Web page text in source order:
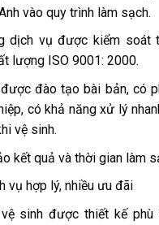
vào quy trình làm sạch.
dịch vụ được kiểm soát
lượng ISO 9001: 2000.
đào tạo bài bản, có
có khả năng xử lý
vệ sinh.
kết quả và thời gian làm
vụ hợp lý, nhiều ưu đãi
sinh được thiết kế